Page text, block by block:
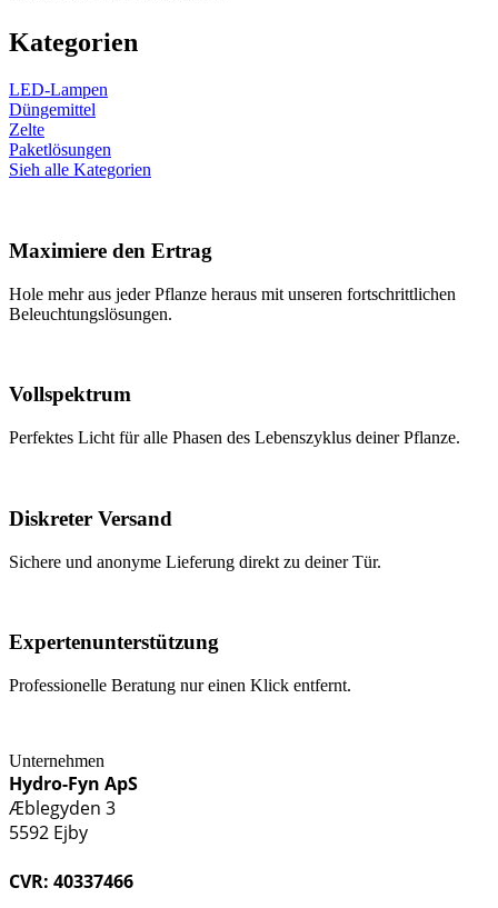
Kategorien
LED-Lampen
Düngemittel
Zelte
Paketlösungen
Sieh alle Kategorien
Maximiere den Ertrag
Hole mehr aus jeder Pflanze heraus mit unseren fortschrittlichen
Beleuchtungslösungen.
Vollspektrum
Perfektes Licht für alle Phasen des Lebenszyklus deiner Pflanze.
Diskreter Versand
Sichere und anonyme Lieferung direkt zu deiner Tür.
Expertenunterstützung
Professionelle Beratung nur einen Klick entfernt.
Unternehmen
Hydro-Fyn ApS
Æblegyden 3
5592 Ejby
CVR: 40337466